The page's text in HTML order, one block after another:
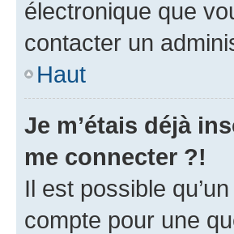
électronique que
contacter un
Haut
Je m’étais déjà
me connecter ?!
Il est possible
compte pour une